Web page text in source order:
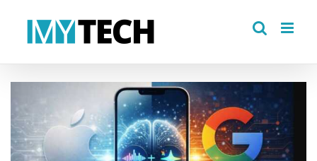
Larger
Image